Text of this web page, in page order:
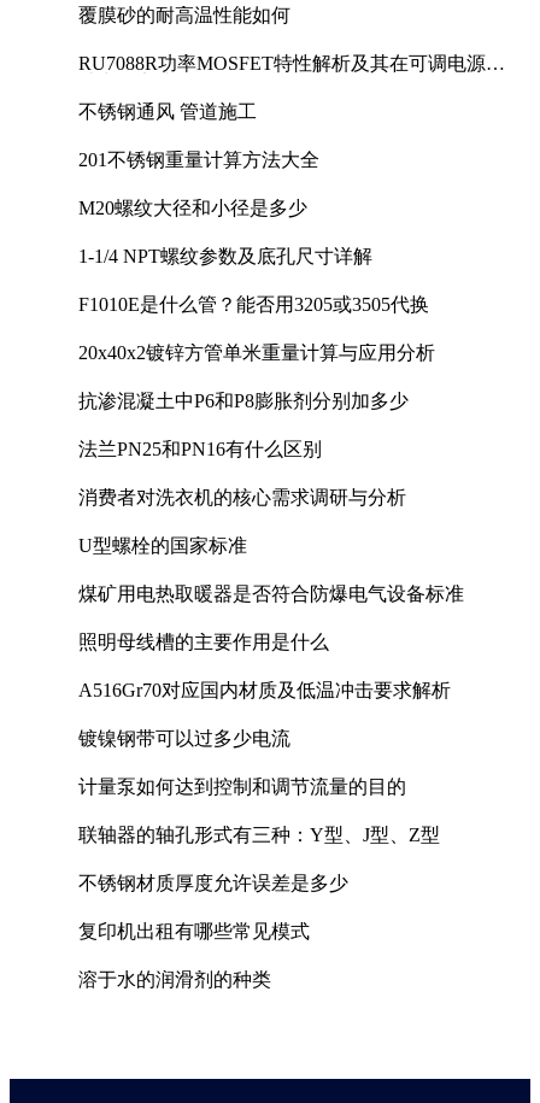
覆膜砂的耐高温性能如何
RU7088R功率MOSFET特性解析及其在可调电源设
不锈钢通风 管道施工
201不锈钢重量计算方法大全
M20螺纹大径和小径是多少
1-1/4 NPT螺纹参数及底孔尺寸详解
F1010E是什么管？能否用3205或3505代换
20x40x2镀锌方管单米重量计算与应用分析
抗渗混凝土中P6和P8膨胀剂分别加多少
法兰PN25和PN16有什么区别
消费者对洗衣机的核心需求调研与分析
U型螺栓的国家标准
煤矿用电热取暖器是否符合防爆电气设备标准
照明母线槽的主要作用是什么
A516Gr70对应国内材质及低温冲击要求解析
镀镍钢带可以过多少电流
计量泵如何达到控制和调节流量的目的
联轴器的轴孔形式有三种：Y型、J型、Z型
不锈钢材质厚度允许误差是多少
复印机出租有哪些常见模式
溶于水的润滑剂的种类